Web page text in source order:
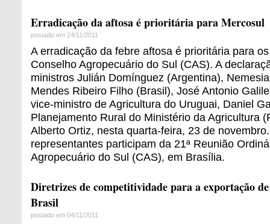
Erradicação da aftosa é prioritária para Mercosul
postado em 24/11/2011
A erradicação da febre aftosa é prioritária para
Conselho Agropecuário do Sul (CAS). A
ministros Julián Domínguez (Argentina),
Mendes Ribeiro Filho (Brasil), José Antonio
vice-ministro de Agricultura do Uruguai, Daniel
Planejamento Rural do Ministério da Agricultura
Alberto Ortiz, nesta quarta-feira, 23 de
representantes participam da 21ª Reunião
Agropecuário do Sul (CAS), em Brasília.
Diretrizes de competitividade para a exportação
Brasil
postado em 04/11/2011